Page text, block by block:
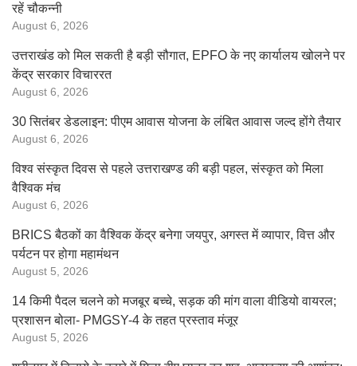
रहें चौकन्नी
August 6, 2026
उत्तराखंड को मिल सकती है बड़ी सौगात, EPFO के नए कार्यालय खोलने पर
केंद्र सरकार विचाररत
August 6, 2026
30 सितंबर डेडलाइन: पीएम आवास योजना के लंबित आवास जल्द होंगे तैयार
August 6, 2026
विश्व संस्कृत दिवस से पहले उत्तराखण्ड की बड़ी पहल, संस्कृत को मिला
वैश्विक मंच
August 6, 2026
BRICS बैठकों का वैश्विक केंद्र बनेगा जयपुर, अगस्त में व्यापार, वित्त और
पर्यटन पर होगा महामंथन
August 5, 2026
14 किमी पैदल चलने को मजबूर बच्चे, सड़क की मांग वाला वीडियो वायरल;
प्रशासन बोला- PMGSY-4 के तहत प्रस्ताव मंजूर
August 5, 2026